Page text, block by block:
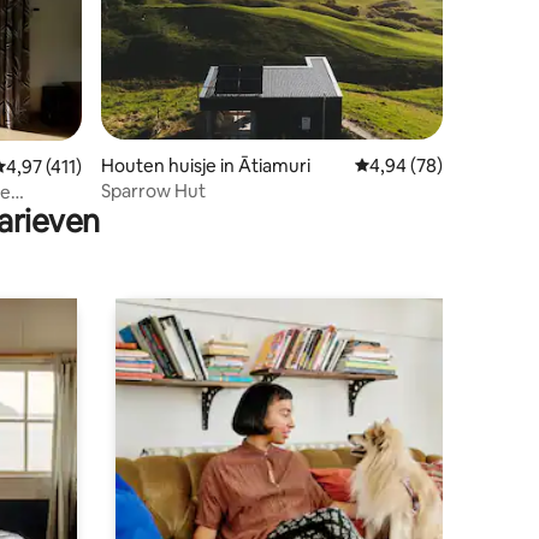
beoordeling van 4,97 uit 5, 411 recensies
4,97 (411)
Houten huisje in Ātiamuri Gemiddelde
4,94 (78)
Sparrow Hut